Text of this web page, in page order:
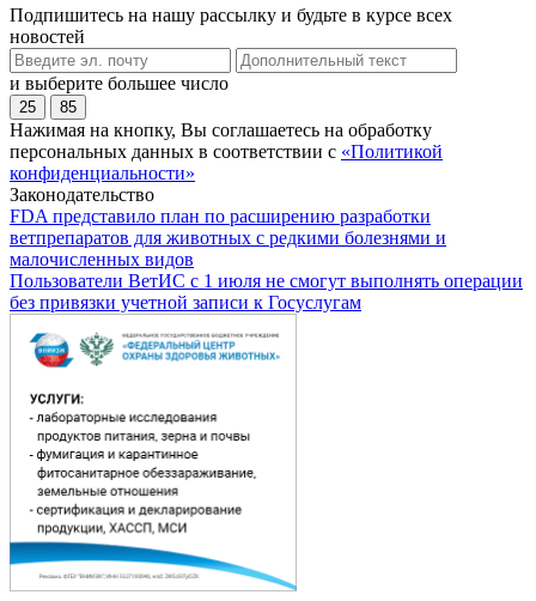
Подпишитесь на нашу рассылку и будьте в курсе всех
новостей
и выберите большее число
25 85
Нажимая на кнопку, Вы соглашаетесь на обработку
персональных данных в соответствии с «Политикой
конфиденциальности»
Законодательство
FDA представило план по расширению разработки
ветпрепаратов для животных с редкими болезнями и
малочисленных видов
Пользователи ВетИС с 1 июля не смогут выполнять операции
без привязки учетной записи к Госуслугам